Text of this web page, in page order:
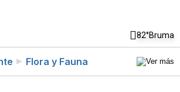
82°Bruma
Flora y Fauna